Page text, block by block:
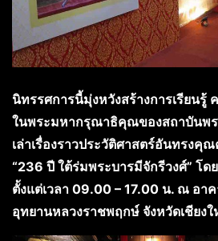
นิทรรศการนี้มุ่งหวังสร้างการเรียนรู้
ในพระมหากรุณาธิคุณของสถาบันพ
เล่าเรื่องราวประวัติศาสตร์อันทรงคุ
“236 ปี ใต้ร่มพระบารมีจักรีวงศ์” โด
ตั้งแต่เวลา 09.00 – 17.00 น. ณ อา
อุทยานหลวงราชพฤกษ์ จังหวัดเชียง